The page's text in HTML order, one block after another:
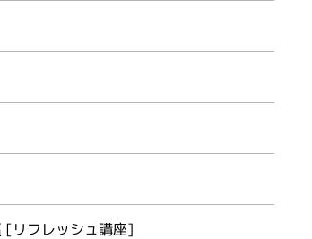
[リフレッシュ講座]